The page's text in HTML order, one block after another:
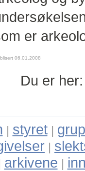
er
06.01.2008
Du er
| styret|
|
arkivene |